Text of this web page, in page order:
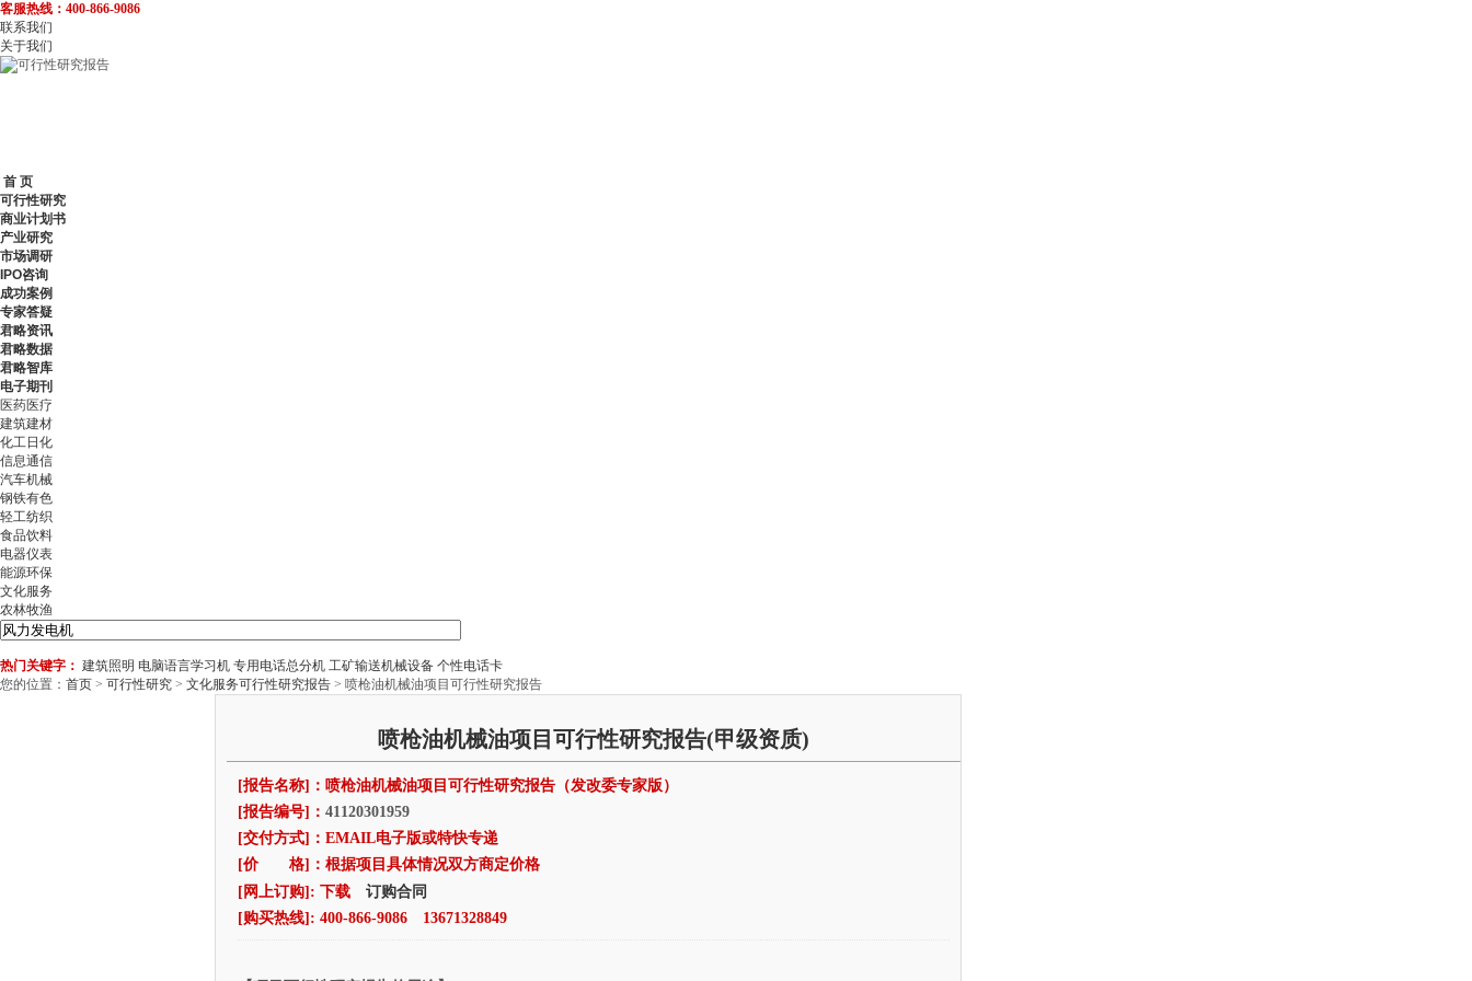
客服热线：400-866-9086
联系我们
关于我们
首 页
可行性研究
商业计划书
产业研究
市场调研
IPO咨询
成功案例
专家答疑
君略资讯
君略数据
君略智库
电子期刊
医药医疗
建筑建材
化工日化
信息通信
汽车机械
钢铁有色
轻工纺织
食品饮料
电器仪表
能源环保
文化服务
农林牧渔
热门关键字： 建筑照明 电脑语言学习机 专用电话总分机 工矿输送机械设备 个性电话卡
您的位置： 首页 > 可行性研究 > 文化服务可行性研究报告 > 喷枪油机械油项目可行性研究报告
喷枪油机械油项目可行性研究报告(甲级资质)
[报告名称]：喷枪油机械油项目可行性研究报告（发改委专家版）
[报告编号]： 41120301959
[交付方式]：EMAIL电子版或特快专递
[价 格]：根据项目具体情况双方商定价格
[网上订购]: 下载 订购合同
[购买热线]: 400-866-9086 13671328849